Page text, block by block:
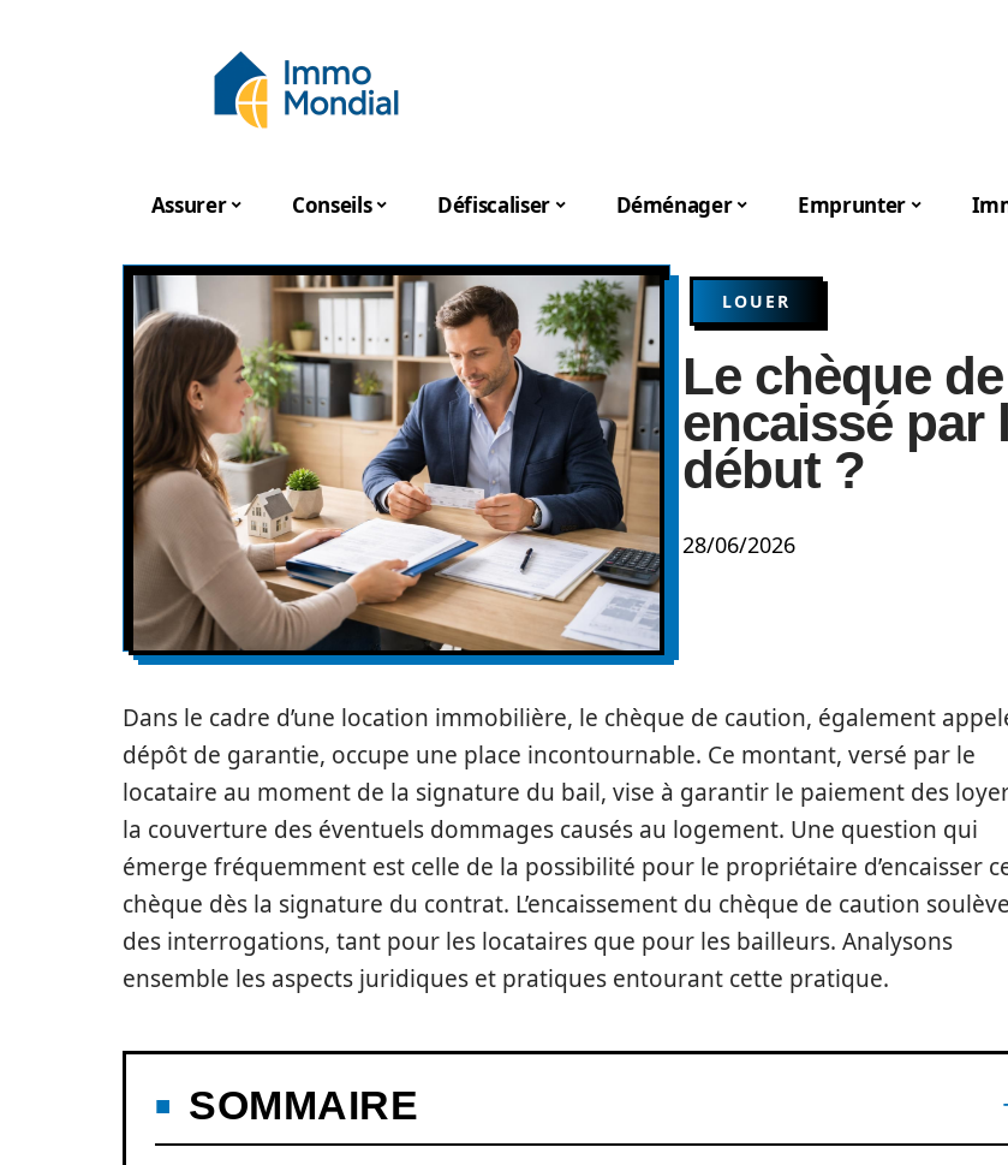
Assurer Conseils Défiscaliser Déménager Emprunter
LOUER
Le chèque
encaissé par
début ?
28/06/2026
Dans le cadre d’une location immobilière, le chèque de caution, également
dépôt de garantie, occupe une place incontournable. Ce montant, versé par le
locataire au moment de la signature du bail, vise à garantir le paiement des
la couverture des éventuels dommages causés au logement. Une question qui
émerge fréquemment est celle de la possibilité pour le propriétaire d’encaisser
chèque dès la signature du contrat. L’encaissement du chèque de caution soulève
des interrogations, tant pour les locataires que pour les bailleurs. Analysons
ensemble les aspects juridiques et pratiques entourant cette pratique.
SOMMAIRE